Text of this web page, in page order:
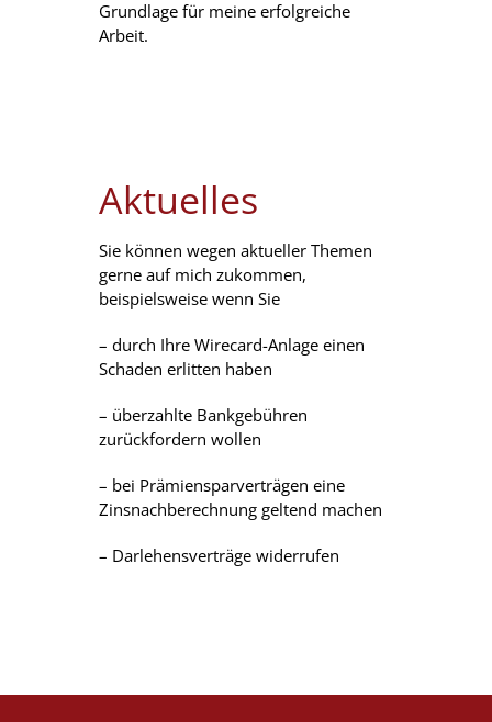
Grundlage für meine erfolgreiche
Arbeit.
Aktuelles
Sie können wegen aktueller Themen
gerne auf mich zukommen,
beispielsweise wenn Sie
– durch Ihre Wirecard-Anlage einen
Schaden erlitten haben
– überzahlte Bankgebühren
zurückfordern wollen
– bei Prämiensparverträgen eine
Zinsnachberechnung geltend machen
– Darlehensverträge widerrufen